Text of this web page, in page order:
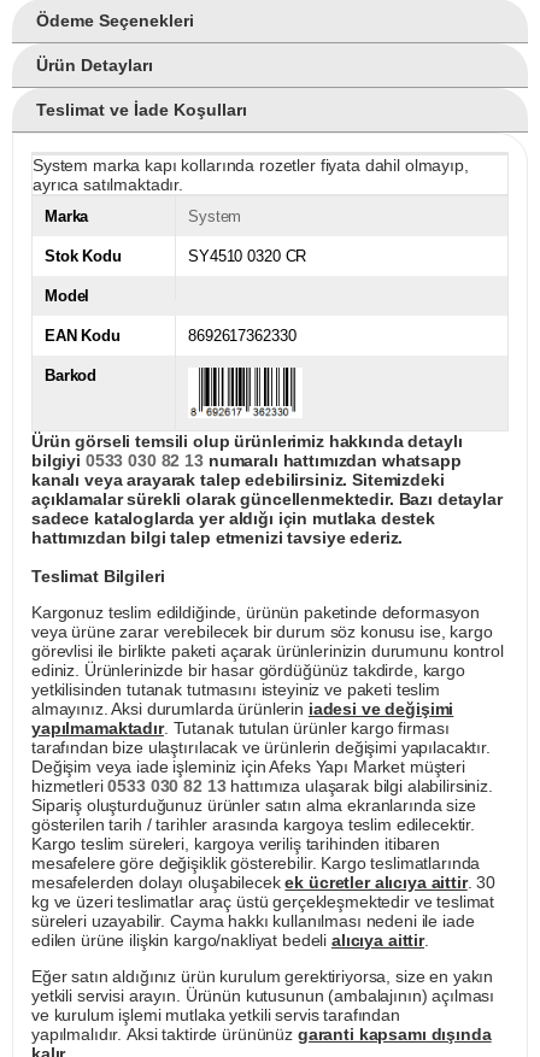
Ödeme Seçenekleri
Ürün Detayları
Teslimat ve İade Koşulları
System marka kapı kollarında rozetler fiyata dahil olmayıp,
ayrıca satılmaktadır.
Marka System
Stok Kodu SY4510 0320 CR
Model
EAN Kodu 8692617362330
Barkod
Ürün görseli temsili olup ürünlerimiz hakkında detaylı
bilgiyi 0533 030 82 13numaralı hattımızdan whatsapp
kanalı veya arayarak talep edebilirsiniz. Sitemizdeki
açıklamalar sürekli olarak güncellenmektedir. Bazı detaylar
sadece kataloglarda yer aldığı için mutlaka destek
hattımızdan bilgi talep etmenizi tavsiye ederiz.
Teslimat Bilgileri
Kargonuz teslim edildiğinde, ürünün paketinde deformasyon
veya ürüne zarar verebilecek bir durum söz konusu ise, kargo
görevlisi ile birlikte paketi açarak ürünlerinizin durumunu kontrol
ediniz. Ürünlerinizde bir hasar gördüğünüz takdirde, kargo
yetkilisinden tutanak tutmasını isteyiniz ve paketi teslim
almayınız. Aksi durumlarda ürünlerin iadesi ve değişimi
yapılmamaktadır. Tutanak tutulan ürünler kargo firması
tarafından bize ulaştırılacak ve ürünlerin değişimi yapılacaktır.
Değişim veya iade işleminiz için Afeks Yapı Market müşteri
hizmetleri0533 030 82 13hattımıza ulaşarak bilgi alabilirsiniz.
Sipariş oluşturduğunuz ürünler satın alma ekranlarında size
gösterilen tarih / tarihler arasında kargoya teslim edilecektir.
Kargo teslim süreleri, kargoya veriliş tarihinden itibaren
mesafelere göre değişiklik gösterebilir. Kargo teslimatlarında
mesafelerden dolayı oluşabilecekek ücretler alıcıya aittir. 30
kg ve üzeri teslimatlar araç üstü gerçekleşmektedir ve teslimat
süreleri uzayabilir. Cayma hakkı kullanılması nedeni ile iade
edilen ürüne ilişkin kargo/nakliyat bedeli alıcıya aittir.
Eğer satın aldığınız ürün kurulum gerektiriyorsa, size en yakın
yetkili servisi arayın. Ürünün kutusunun (ambalajının) açılması
ve kurulum işlemi mutlaka yetkili servis tarafından
yapılmalıdır. Aksi taktirde ürününüz garanti kapsamı dışında